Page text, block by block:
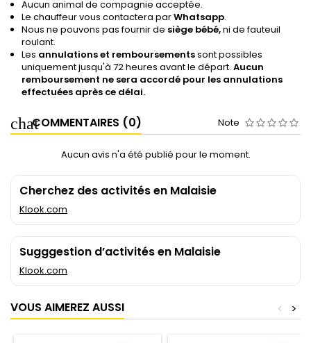
Aucun animal de compagnie acceptée.
Le chauffeur vous contactera parWhatsapp.
Nous ne pouvons pas fournir de siège bébé,ni de fauteuil
roulant.
Les annulations et remboursementssont possibles
uniquement jusqu'à 72 heures avant le départ. Aucun
remboursement ne sera accordé pour les annulations
effectuées après ce délai.
COMMENTAIRES (0) Note
Aucun avis n'a été publié pour le moment.
Cherchez des activités en Malaisie
Klook.com
Sugggestion d’activités en Malaisie
Klook.com
VOUS AIMEREZ AUSSI >
<